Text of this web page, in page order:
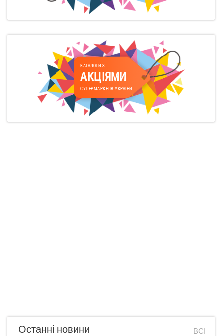
КАТАЛОГИ З
АКЦІЯМИ
СУПЕРМАРКЕТІВ УКРАЇНИ
Останні новини ВСІ